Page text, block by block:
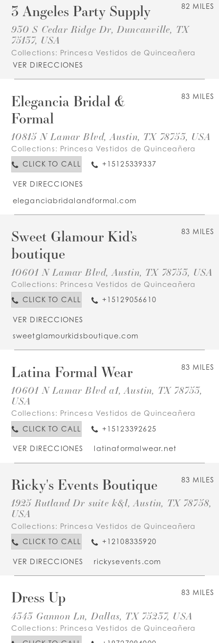
82 MILES
3 Angeles Party Supply
930 S Cedar Ridge Dr, Duncanville, TX
75137, USA
Collections: Princesa Vestidos de Quinceañera
VER DIRECCIONES
83 MILES
Elegancia Bridal &
Formal
10815 N Lamar Blvd, Austin, TX 78753, USA
Collections: Princesa Vestidos de Quinceañera
CLICK TO CALL
+15125339337
VER DIRECCIONES
eleganciabridalandformal.com
83 MILES
Sweet Glamour Kid’s
boutique
10601 N Lamar Blvd, Austin, TX 78753, USA
Collections: Princesa Vestidos de Quinceañera
CLICK TO CALL
+15129056610
VER DIRECCIONES
sweetglamourkidsboutique.com
83 MILES
Latina Formal Wear
10601 N Lamar Blvd a1, Austin, TX 78753,
USA
Collections: Princesa Vestidos de Quinceañera
CLICK TO CALL
+15123392625
VER DIRECCIONES latinaformalwear.net
83 MILES
Ricky's Events Boutique
1925 Rutland Dr suite k&l, Austin, TX 78758,
USA
Collections: Princesa Vestidos de Quinceañera
CLICK TO CALL
+12108335920
VER DIRECCIONES rickysevents.com
83 MILES
Dress Up
4343 Gannon Ln, Dallas, TX 75237, USA
Collections: Princesa Vestidos de Quinceañera